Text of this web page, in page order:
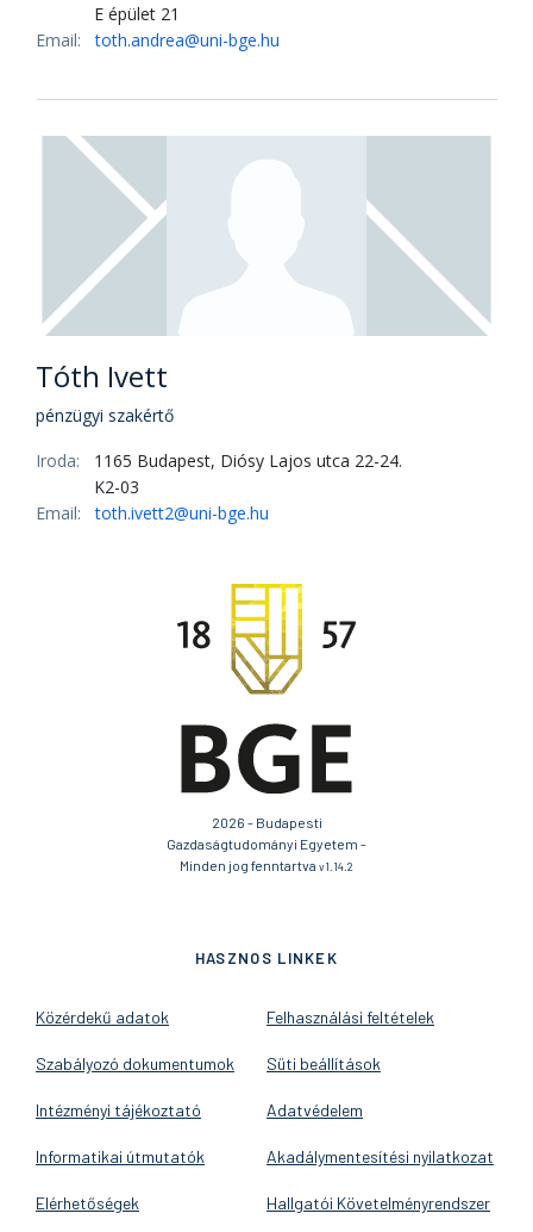
E épület 21
Email:
toth.andrea@uni-bge.hu
Tóth Ivett
pénzügyi szakértő
Iroda:
1165 Budapest, Diósy Lajos utca 22-24.
K2-03
Email:
toth.ivett2@uni-bge.hu
2026 - Budapesti
Gazdaságtudományi Egyetem -
Minden jog fenntartva v1.14.2
HASZNOS LINKEK
Közérdekű adatok
Szabályozó dokumentumok
Intézményi tájékoztató
Informatikai útmutatók
Elérhetőségek
Felhasználási feltételek
Süti beállítások
Adatvédelem
Akadálymentesítési nyilatkozat
Hallgatói Követelményrendszer